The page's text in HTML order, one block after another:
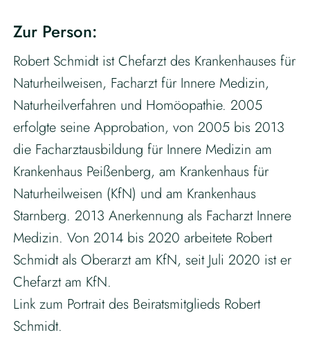
Zur Person:
Robert Schmidt ist Chefarzt des Krankenhauses für
Naturheilweisen, Facharzt für Innere Medizin,
Naturheilverfahren und Homöopathie. 2005
erfolgte seine Approbation, von 2005 bis 2013
die Facharztausbildung für Innere Medizin am
Krankenhaus Peißenberg, am Krankenhaus für
Naturheilweisen (KfN) und am Krankenhaus
Starnberg. 2013 Anerkennung als Facharzt Innere
Medizin. Von 2014 bis 2020 arbeitete Robert
Schmidt als Oberarzt am KfN, seit Juli 2020 ist er
Chefarzt am KfN.
Link zum Portrait des Beiratsmitglieds Robert
Schmidt.